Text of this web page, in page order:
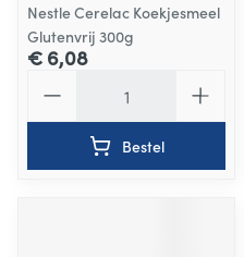
Nestle Cerelac Koekjesmeel
Glutenvrij 300g
€ 6,08
Bestel